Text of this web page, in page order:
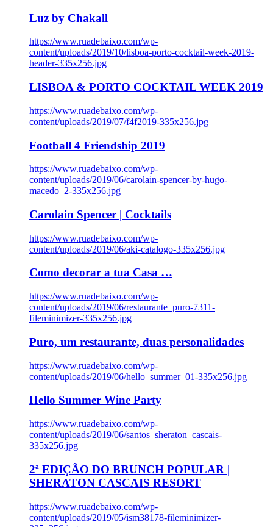
Luz by Chakall
https://www.ruadebaixo.com/wp-
content/uploads/2019/10/lisboa-porto-cocktail-week-2019-
header-335x256.jpg
LISBOA & PORTO COCKTAIL WEEK 2019
https://www.ruadebaixo.com/wp-
content/uploads/2019/07/f4f2019-335x256.jpg
Football 4 Friendship 2019
https://www.ruadebaixo.com/wp-
content/uploads/2019/06/carolain-spencer-by-hugo-
macedo_2-335x256.jpg
Carolain Spencer | Cocktails
https://www.ruadebaixo.com/wp-
content/uploads/2019/06/aki-catalogo-335x256.jpg
Como decorar a tua Casa …
https://www.ruadebaixo.com/wp-
content/uploads/2019/06/restaurante_puro-7311-
fileminimizer-335x256.jpg
Puro, um restaurante, duas personalidades
https://www.ruadebaixo.com/wp-
content/uploads/2019/06/hello_summer_01-335x256.jpg
Hello Summer Wine Party
https://www.ruadebaixo.com/wp-
content/uploads/2019/06/santos_sheraton_cascais-
335x256.jpg
2ª EDIÇÃO DO BRUNCH POPULAR |
SHERATON CASCAIS RESORT
https://www.ruadebaixo.com/wp-
content/uploads/2019/05/ism38178-fileminimizer-